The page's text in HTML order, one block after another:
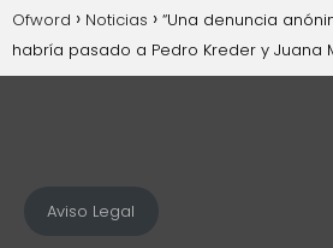
Ofword Noticias
“Una denuncia
habría pasado a Pedro Kreder y Juana
Aviso Legal